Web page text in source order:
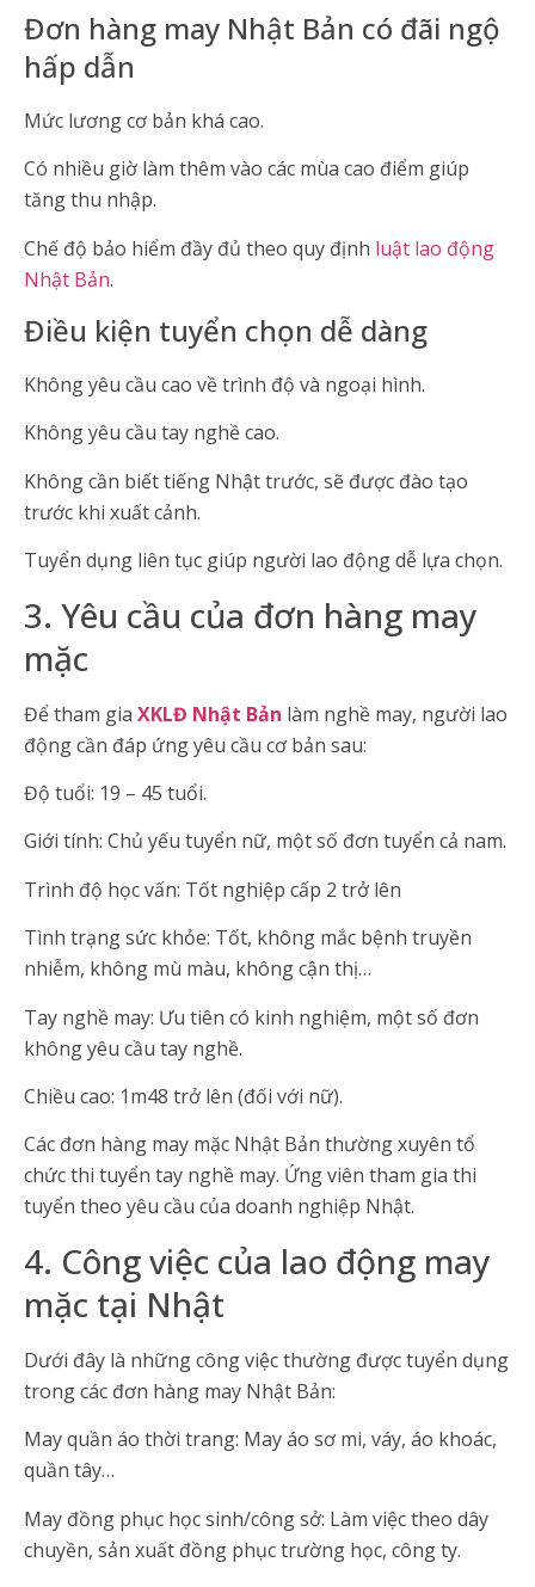
Đơn hàng may Nhật Bản có đãi ngộ
hấp dẫn
Mức lương cơ bản khá cao.
Có nhiều giờ làm thêm vào các mùa cao điểm giúp
tăng thu nhập.
Chế độ bảo hiểm đầy đủ theo quy định luật lao động
Nhật Bản.
Điều kiện tuyển chọn dễ dàng
Không yêu cầu cao về trình độ và ngoại hình.
Không yêu cầu tay nghề cao.
Không cần biết tiếng Nhật trước, sẽ được đào tạo
trước khi xuất cảnh.
Tuyển dụng liên tục giúp người lao động dễ lựa chọn.
3. Yêu cầu của đơn hàng may
mặc
Để tham gia XKLĐ Nhật Bản làm nghề may, người lao
động cần đáp ứng yêu cầu cơ bản sau:
Độ tuổi: 19 – 45 tuổi.
Giới tính: Chủ yếu tuyển nữ, một số đơn tuyển cả nam.
Trình độ học vấn: Tốt nghiệp cấp 2 trở lên
Tình trạng sức khỏe: Tốt, không mắc bệnh truyền
nhiễm, không mù màu, không cận thị…
Tay nghề may: Ưu tiên có kinh nghiệm, một số đơn
không yêu cầu tay nghề.
Chiều cao: 1m48 trở lên (đối với nữ).
Các đơn hàng may mặc Nhật Bản thường xuyên tổ
chức thi tuyển tay nghề may. Ứng viên tham gia thi
tuyển theo yêu cầu của doanh nghiệp Nhật.
4. Công việc của lao động may
mặc tại Nhật
Dưới đây là những công việc thường được tuyển dụng
trong các đơn hàng may Nhật Bản:
May quần áo thời trang: May áo sơ mi, váy, áo khoác,
quần tây…
May đồng phục học sinh/công sở: Làm việc theo dây
chuyền, sản xuất đồng phục trường học, công ty.